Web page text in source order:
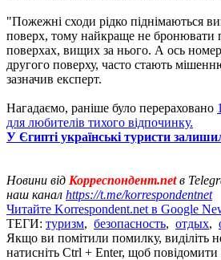
"Пожежні сходи рідко піднімаються
поверх, тому найкраще не бронювати
поверхах, вищих за нього. А ось
другого поверху, часто стають
зазначив експерт.
Нагадаємо, раніше було перераховано
для любителів тихого відпочинку.
У Єгипті українські туристи
Новини від Корреспондент.netв
наш канал https://t.me/korrespondentnet
Читайте Korrespondent.net в Google
ТЕГИ: туризм, безопасность, отдых,
Якщо ви помітили помилку, виділіть
натисніть Ctrl + Enter, щоб